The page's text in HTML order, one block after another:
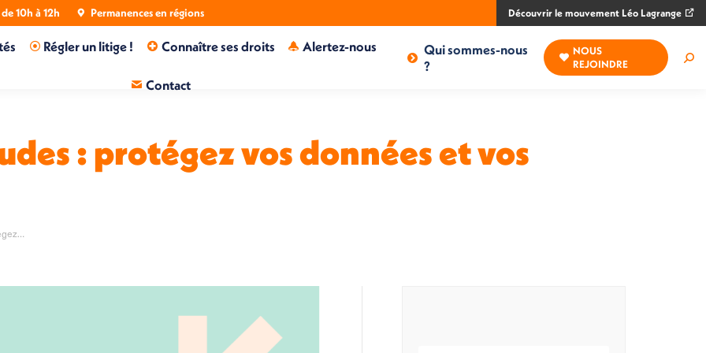
10h à 12h Permanences en régions Découvrir le mouvement Léo Lagrange
Régler un litige ! Connaître ses droits Alertez-nous
Contact
Qui sommes-nous
?
NOUS
REJOINDRE
: protégez vos données et vos